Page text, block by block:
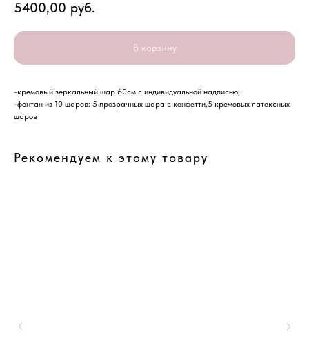
5400,00 руб.
В корзину
-кремовый зеркальный шар 60см с индивидуальной надписью;
-фонтан из 10 шаров: 5 прозрачных шара с конфетти,5 кремовых латексных
шаров
Рекомендуем к этому товару